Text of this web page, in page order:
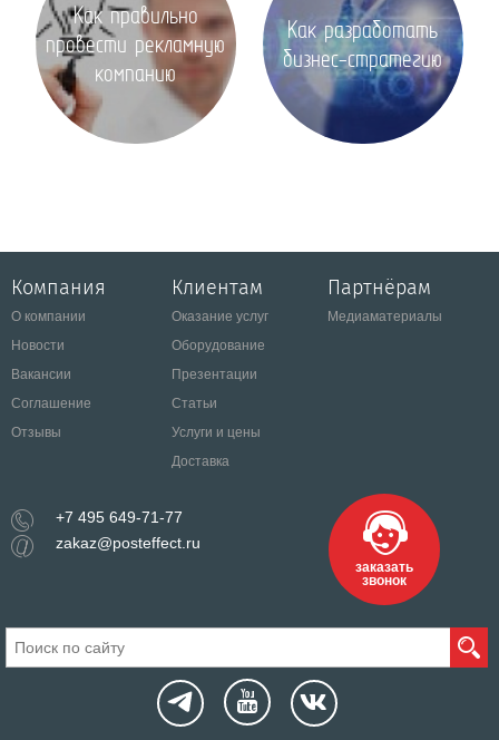
Как правильно
провести рекламную
компанию
Как разработать
бизнес-стратегию
Компания
О компании
Новости
Вакансии
Соглашение
Отзывы
Клиентам
Оказание услуг
Оборудование
Презентации
Статьи
Услуги и цены
Доставка
Партнёрам
Медиаматериалы
+7 495 649-71-77
zakaz@posteffect.ru
заказать
звонок